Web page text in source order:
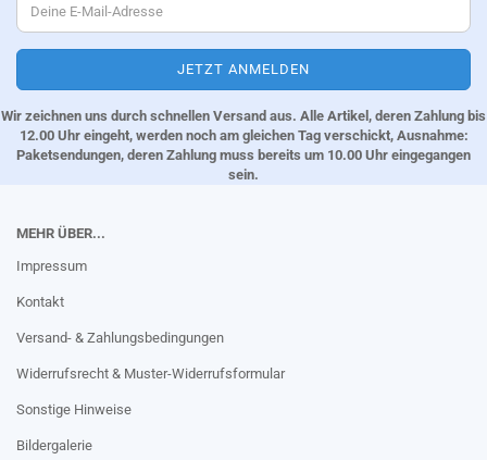
Wir zeichnen uns durch schnellen Versand aus. Alle Artikel, deren Zahlung bis
12.00 Uhr eingeht, werden noch am gleichen Tag verschickt, Ausnahme:
Paketsendungen, deren Zahlung muss bereits um 10.00 Uhr eingegangen
sein.
MEHR ÜBER...
Impressum
Kontakt
Versand- & Zahlungsbedingungen
Widerrufsrecht & Muster-Widerrufsformular
Sonstige Hinweise
Bildergalerie